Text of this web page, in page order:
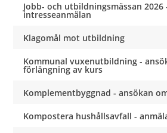
Jobb- och utbildningsmässan 2026
intresseanmälan
Klagomål mot utbildning
Kommunal vuxenutbildning -
förlängning av kurs
Komplementbyggnad - ansökan
Kompostera hushållsavfall -